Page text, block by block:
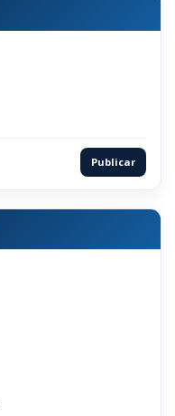
Publicar